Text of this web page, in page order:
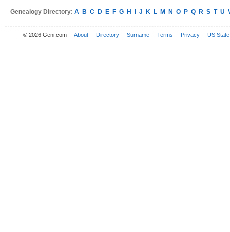
Genealogy Directory: A B C D E F G H J K L M N O P Q R S T U
© 2026 Geni.com About Directory Surname Terms Privacy US